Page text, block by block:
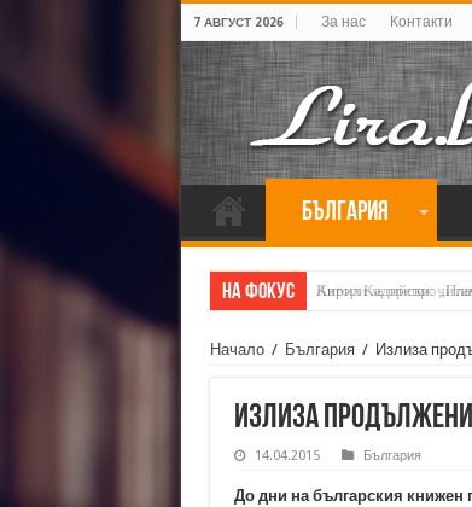
7 АВГУСТ 2026 За нас Контакти
България
На фокус Кирил Кадийски:
Начало / България / Излиза
Излиза
14.04.2015 България
До дни на българския книжен